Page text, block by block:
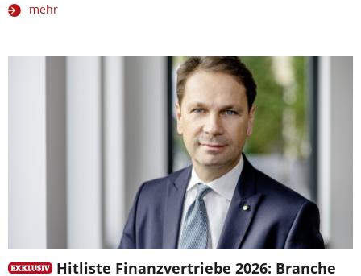
mehr
Hitliste Finanzvertriebe 2026: Branche